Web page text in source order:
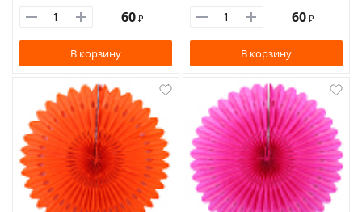
60 ₽
В корзину
60 ₽
В корзину